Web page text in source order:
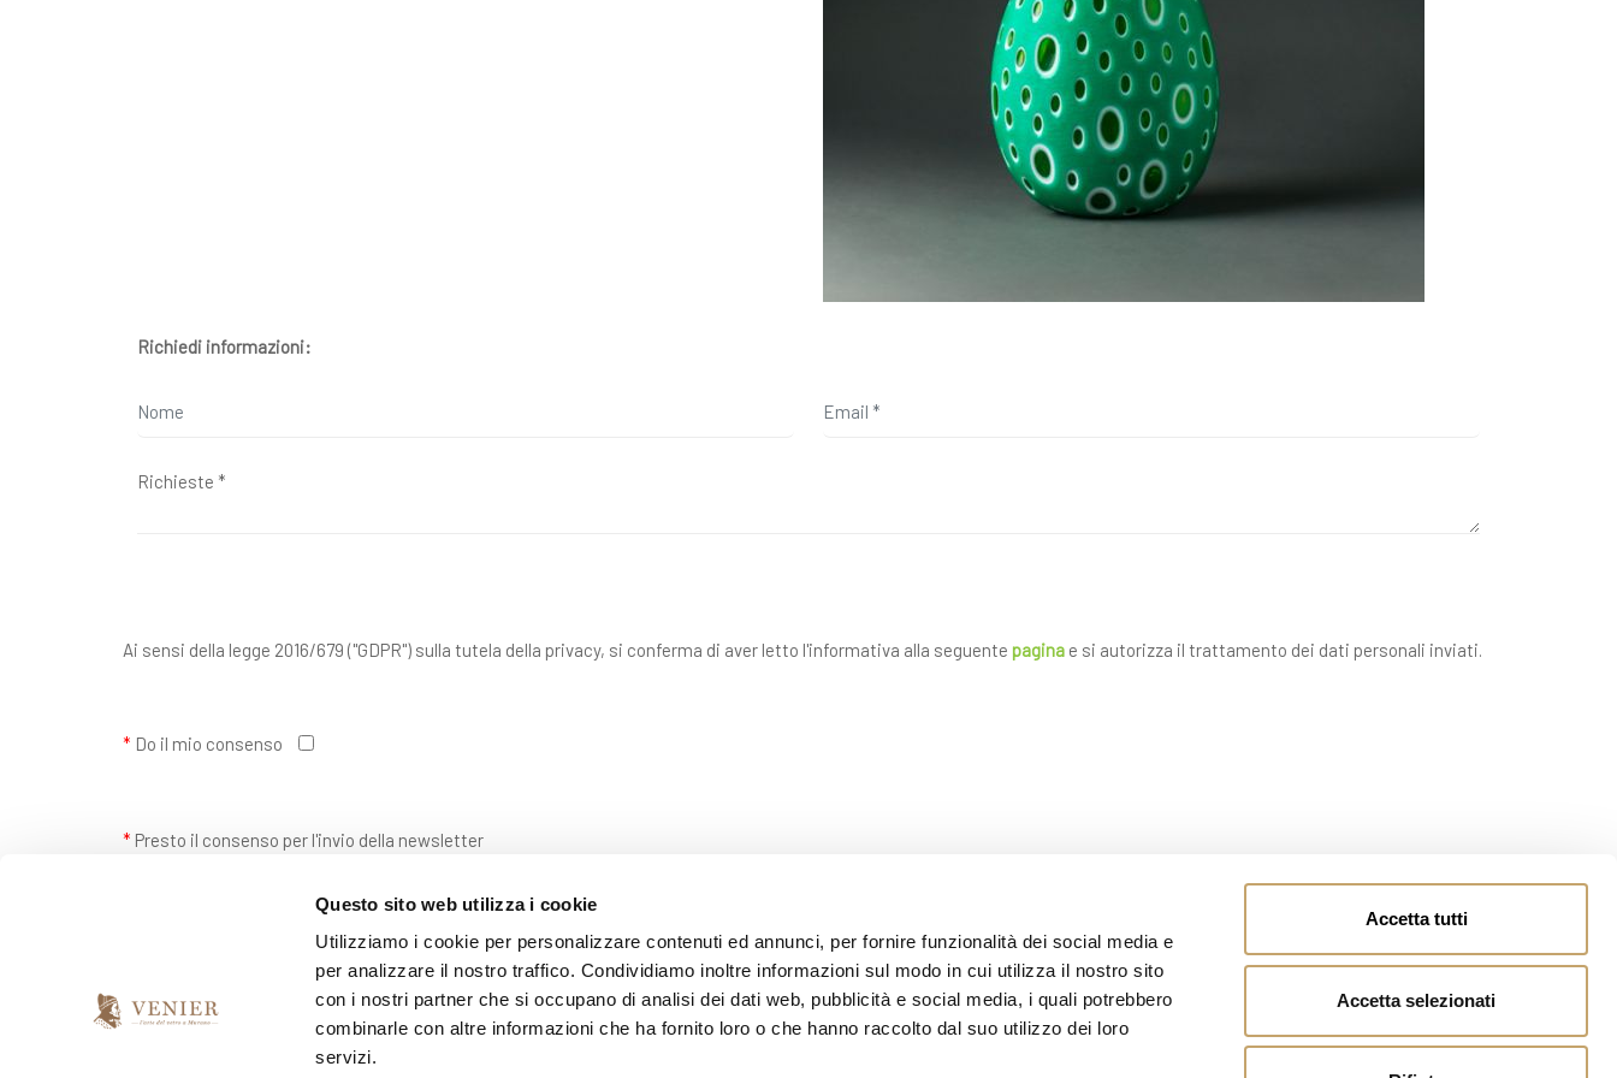
Questo sito web utilizza i cookie
Utilizziamo i cookie per personalizzare contenuti ed annunci, per fornire funzionalità dei social media e
per analizzare il nostro traffico. Condividiamo inoltre informazioni sul modo in cui utilizza il nostro sito
con i nostri partner che si occupano di analisi dei dati web, pubblicità e social media, i quali potrebbero
combinarle con altre informazioni che ha fornito loro o che hanno raccolto dal suo utilizzo dei loro
servizi.
Accetta tutti
Accetta selezionati
Richiedi informazioni:
Ai sensi della legge 2016/679 ("GDPR") sulla tutela della privacy, si conferma di aver letto l'informativa alla seguente pagina e si autorizza il trattamento dei dati personali inviati.
* Do il mio consenso
* Presto il consenso per l'invio della newsletter
INVIA
* i campi contrassegnati con l'asterisco sono obbligatori